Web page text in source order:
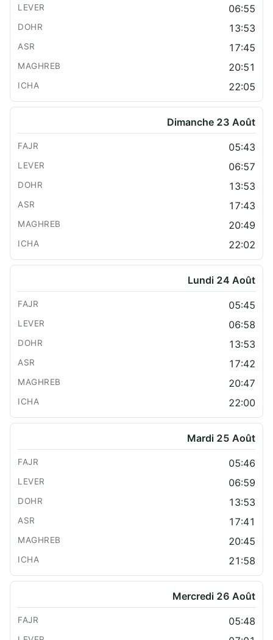
06:55
13:53
17:45
20:51
22:05
Dimanche 23 Août
05:43
06:57
13:53
17:43
20:49
22:02
Lundi 24 Août
05:45
06:58
13:53
17:42
20:47
22:00
Mardi 25 Août
05:46
06:59
13:53
17:41
20:45
21:58
Mercredi 26 Août
05:48